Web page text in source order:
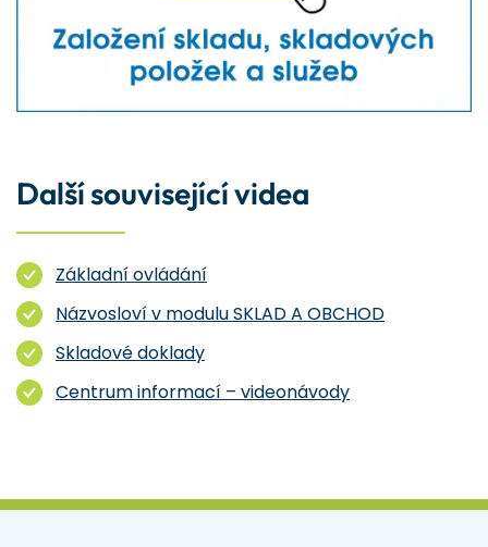
Další související videa
Základní ovládání
Názvosloví v modulu SKLAD A OBCHOD
Skladové doklady
Centrum informací – videonávody